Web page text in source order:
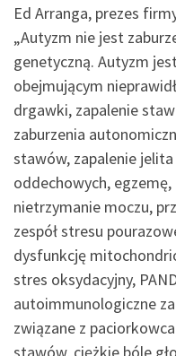
Ed Arranga, prezes
„Autyzm nie jest
genetyczną. Autyzm
obejmującym
drgawki, zapalenie
zaburzenia
stawów, zapalenie
oddechowych,
nietrzymanie moczu,
zespół stresu
dysfunkcję
stres oksydacyjny,
autoimmunologiczne
związane z